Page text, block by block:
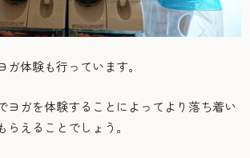
ガ体験も行っています。
ヨガを体験することによってより落ち着い
えることでしょう。